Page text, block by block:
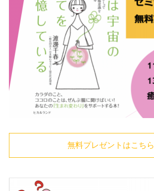
無料プレゼントはこちら